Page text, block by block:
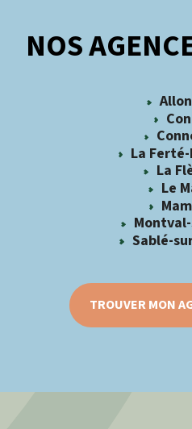
NOS
La
La
Le
Sablé-
TROUVER MON